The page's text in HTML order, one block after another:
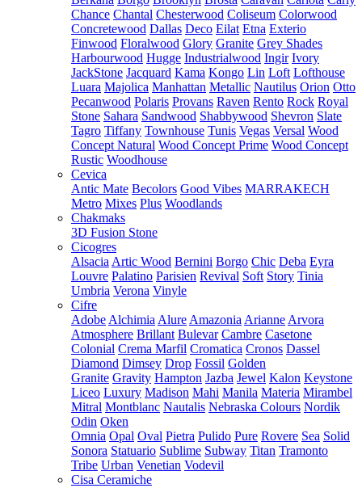
Chance Chantal Chesterwood Coliseum Colorwood
Concretewood Dallas Deco Eilat Etna Exterio
Finwood Floralwood Glory Granite Grey Shades
Harbourwood Hugge Industrialwood Ingir Ivory
JackStone Jacquard Kama Kongo Lin Loft Lofthouse
Luara Majolica Manhattan Metallic Nautilus Orion Otto
Pecanwood Polaris Provans Raven Rento Rock Royal
Stone Sahara Sandwood Shabbywood Shevron Slate
Tagro Tiffany Townhouse Tunis Vegas Versal Wood
Concept Natural Wood Concept Prime Wood Concept
Rustic Woodhouse
Cevica
Antic Mate Becolors Good Vibes MARRAKECH
Metro Mixes Plus Woodlands
Chakmaks
3D Fusion Stone
Cicogres
Alsacia Artic Wood Bernini Borgo Chic Deba Eyra
Louvre Palatino Parisien Revival Soft Story Tinia
Umbria Verona Vinyle
Cifre
Adobe Alchimia Alure Amazonia Arianne Arvora
Atmosphere Brillant Bulevar Cambre Casetone
Colonial Crema Marfil Cromatica Cronos Dassel
Diamond Dimsey Drop Fossil Golden
Granite Gravity Hampton Jazba Jewel Kalon Keystone
Liceo Luxury Madison Mahi Manila Materia Mirambel
Mitral Montblanc Nautalis Nebraska Colours Nordik
Odin Oken
Omnia Opal Oval Pietra Pulido Pure Rovere Sea Solid
Sonora Statuario Sublime Subway Titan Tramonto
Tribe Urban Venetian Vodevil
Cisa Ceramiche